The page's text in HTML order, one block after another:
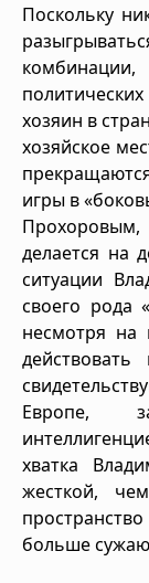
Поскольку
хозяин в
хозяйское
игры в
делается на
ситуации
своего рода
несмотря на
Европе,
хватка
жесткой,
больше